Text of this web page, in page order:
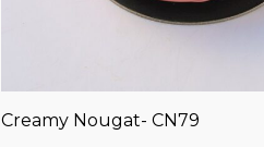
Creamy Nougat- CN79